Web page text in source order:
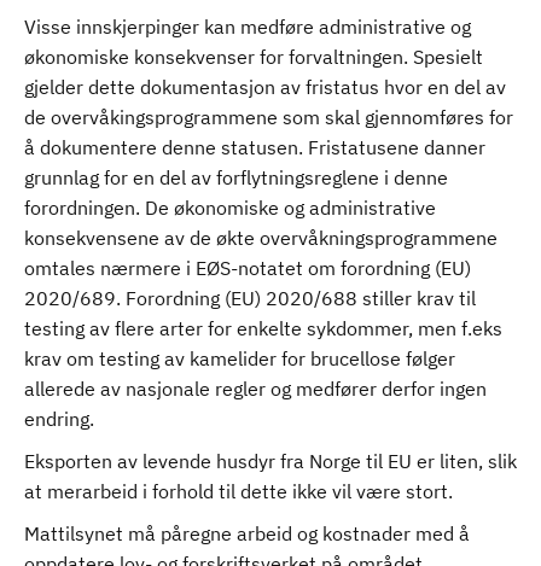
Visse innskjerpinger kan medføre administrative og
økonomiske konsekvenser for forvaltningen. Spesielt
gjelder dette dokumentasjon av fristatus hvor en del av
de overvåkingsprogrammene som skal gjennomføres for
å dokumentere denne statusen. Fristatusene danner
grunnlag for en del av forflytningsreglene i denne
forordningen. De økonomiske og administrative
konsekvensene av de økte overvåkningsprogrammene
omtales nærmere i EØS-notatet om forordning (EU)
2020/689. Forordning (EU) 2020/688 stiller krav til
testing av flere arter for enkelte sykdommer, men f.eks
krav om testing av kamelider for brucellose følger
allerede av nasjonale regler og medfører derfor ingen
endring.
Eksporten av levende husdyr fra Norge til EU er liten, slik
at merarbeid i forhold til dette ikke vil være stort.
Mattilsynet må påregne arbeid og kostnader med å